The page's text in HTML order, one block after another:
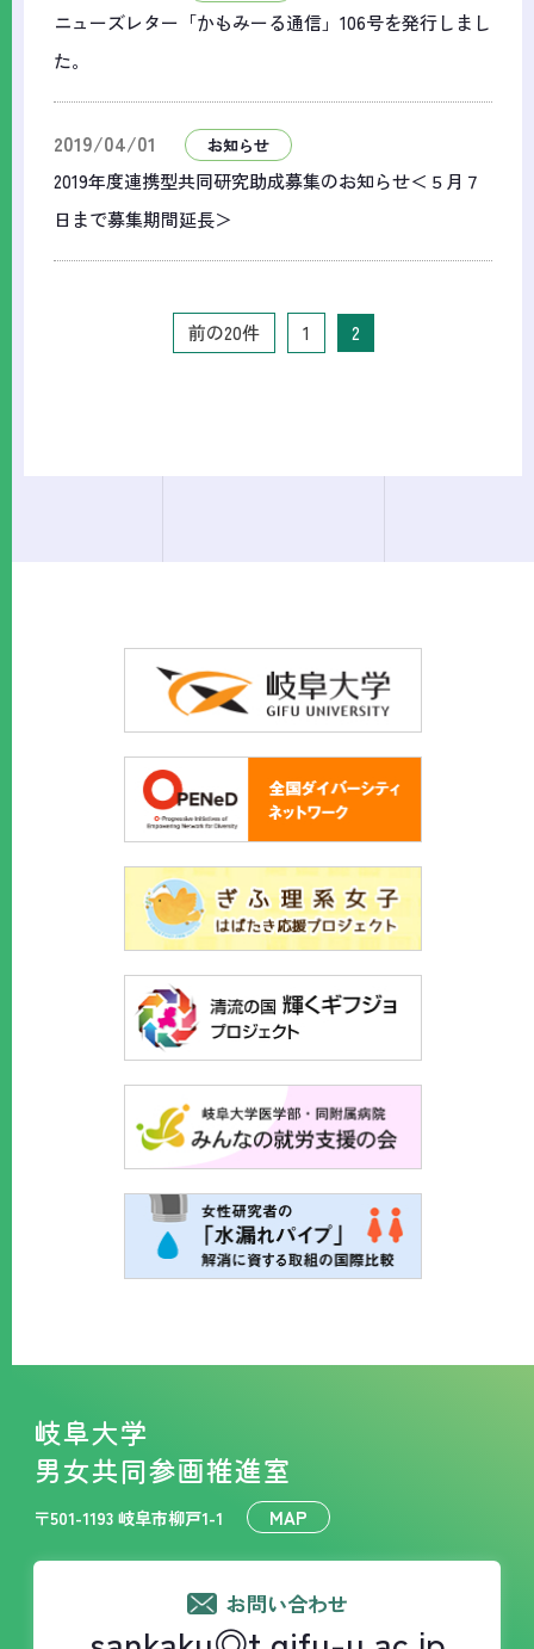
ニューズレター「かもみーる通信」106号を発行しまし
た。
2019/04/01 お知らせ
2019年度連携型共同研究助成募集のお知らせ＜５月７
日まで募集期間延長＞
前の20件 1 2
岐阜大学
男女共同参画推進室
〒501-1193 岐阜市柳戸1-1 MAP
お問い合わせ